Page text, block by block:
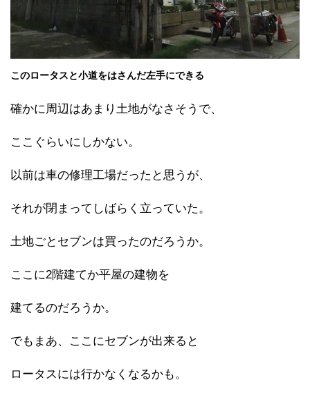
このロータスと小道をはさんだ左手にできる
確かに周辺はあまり土地がなさそうで、
ここぐらいにしかない。
以前は車の修理工場だったと思うが、
それが閉まってしばらく立っていた。
土地ごとセブンは買ったのだろうか。
ここに2階建てか平屋の建物を
建てるのだろうか。
でもまあ、ここにセブンが出来ると
ロータスには行かなくなるかも。